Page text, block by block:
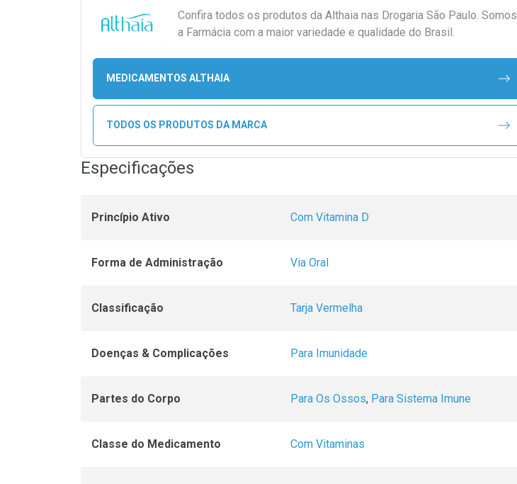
Confira todos os produtos da Althaia nas Drogaria São Paulo. Somos
a Farmácia com a maior variedade e qualidade do Brasil.
MEDICAMENTOS ALTHAIA
TODOS OS PRODUTOS DA MARCA
Especificações
Princípio Ativo Com Vitamina D
Forma de Administração Via Oral
Classificação Tarja Vermelha
Doenças & Complicações Para Imunidade
Partes do Corpo Para Os Ossos, Para Sistema Imune
Classe do Medicamento Com Vitaminas